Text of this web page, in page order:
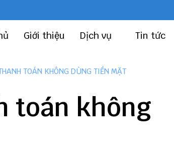
Giới thiệu Dịch vụ Tin tức
TOÁN KHÔNG DÙNG TIỀN MẶT
toán không